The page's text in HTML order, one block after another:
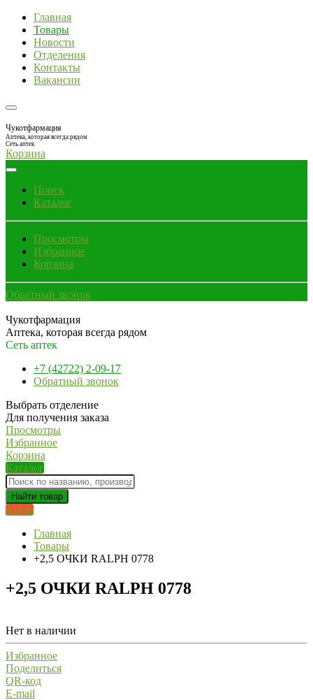
Главная
Товары
Новости
Отделения
Контакты
Вакансии
Чукотфармация
Аптека, которая всегда рядом
Сеть аптек
Корзина
Поиск
Каталог
Просмотры
Избранное
Корзина
Обратный звонок
Чукотфармация
Аптека, которая всегда рядом
Сеть аптек
+7 (42722) 2-09-17
Обратный звонок
Выбрать отделение
Для получения заказа
Просмотры
Избранное
Корзина
Каталог
Найти товар
0 руб.
Главная
Товары
+2,5 ОЧКИ RALPH 0778
+2,5 ОЧКИ RALPH 0778
Нет в наличии
Избранное
Поделиться
QR-код
E-mail